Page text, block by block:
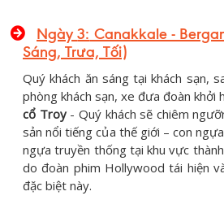
Ngày3: Canakkale -
Sáng, Trưa, Tối)
Quý khách ăn sáng tại khách sạn,
phòng khách sạn, xe đưa đoàn khởi
cổ Troy- Quý khách sẽ chiêm
sản nổi tiếng của thế giới – con
ngựa truyền thống tại khu vực
do đoàn phim Hollywood tái hiện
đặc biệt này.